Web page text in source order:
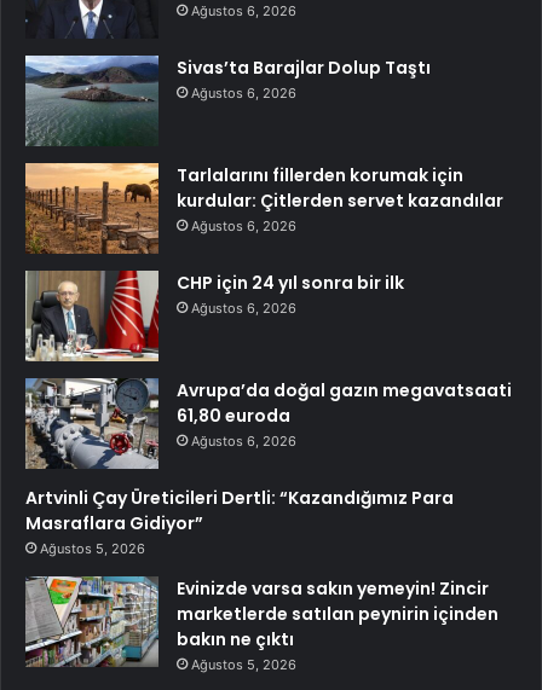
Ağustos 6, 2026
Sivas’ta Barajlar Dolup Taştı
Ağustos 6, 2026
Tarlalarını fillerden korumak için
kurdular: Çitlerden servet kazandılar
Ağustos 6, 2026
CHP için 24 yıl sonra bir ilk
Ağustos 6, 2026
Avrupa’da doğal gazın megavatsaati
61,80 euroda
Ağustos 6, 2026
Artvinli Çay Üreticileri Dertli: “Kazandığımız Para
Masraflara Gidiyor”
Ağustos 5, 2026
Evinizde varsa sakın yemeyin! Zincir
marketlerde satılan peynirin içinden
bakın ne çıktı
Ağustos 5, 2026